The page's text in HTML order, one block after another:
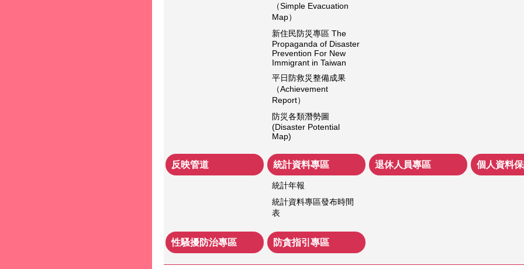
（Simple Evacuation
Map）
新住民防災專區 The
Propaganda of Disaster
Prevention For New
Immigrant in Taiwan
平日防救災整備成果
（Achievement
Report）
防災各類潛勢圖
(Disaster Potential
Map)
反映管道 統計資料專區
統計年報
統計資料專區發布時間
表
退休人員專區 個人資料
性騷擾防治專區 防貪指引專區